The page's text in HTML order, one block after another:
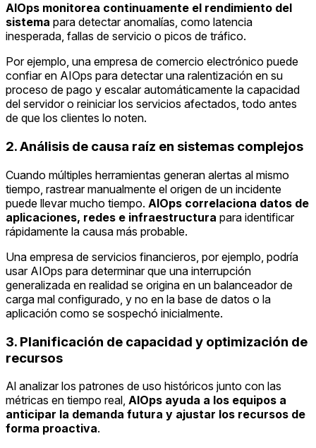
AIOps monitorea continuamente el rendimiento del
sistema para detectar anomalías, como latencia
inesperada, fallas de servicio o picos de tráfico.
Por ejemplo, una empresa de comercio electrónico puede
confiar en AIOps para detectar una ralentización en su
proceso de pago y escalar automáticamente la capacidad
del servidor o reiniciar los servicios afectados, todo antes
de que los clientes lo noten.
2. Análisis de causa raíz en sistemas complejos
Cuando múltiples herramientas generan alertas al mismo
tiempo, rastrear manualmente el origen de un incidente
puede llevar mucho tiempo. AIOps correlaciona datos de
aplicaciones, redes e infraestructura para identificar
rápidamente la causa más probable.
Una empresa de servicios financieros, por ejemplo, podría
usar AIOps para determinar que una interrupción
generalizada en realidad se origina en un balanceador de
carga mal configurado, y no en la base de datos o la
aplicación como se sospechó inicialmente.
3. Planificación de capacidad y optimización de
recursos
Al analizar los patrones de uso históricos junto con las
métricas en tiempo real, AIOps ayuda a los equipos a
anticipar la demanda futura y ajustar los recursos de
forma proactiva.